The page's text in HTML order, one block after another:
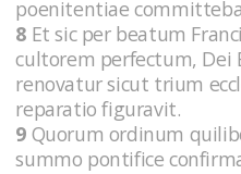
poenitentiae
8 Et sic per beatum
cultorem perfectum, Dei
renovatur sicut trium
reparatio figuravit.
9 Quorum ordinum
summo pontifice